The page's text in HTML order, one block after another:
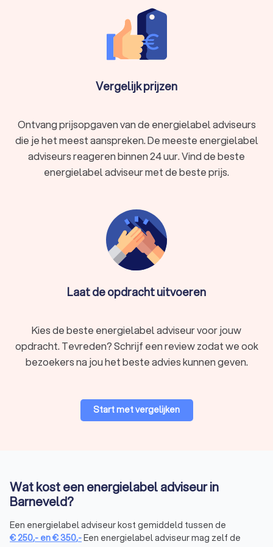
Vergelijk prijzen
Ontvang prijsopgaven van de energielabel adviseurs
die je het meest aanspreken. De meeste energielabel
adviseurs reageren binnen 24 uur. Vind de beste
energielabel adviseur met de beste prijs.
Laat de opdracht uitvoeren
Kies de beste energielabel adviseur voor jouw
opdracht. Tevreden? Schrijf een review zodat we ook
bezoekers na jou het beste advies kunnen geven.
Start met vergelijken
Wat kost een energielabel adviseur in
Barneveld?
Een energielabel adviseur kost gemiddeld tussen de
€250,- en€350,-Een energielabel adviseur mag zelf de